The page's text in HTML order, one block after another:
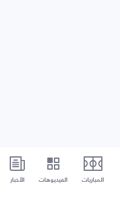
المباريات الفيديوهات الأخبار